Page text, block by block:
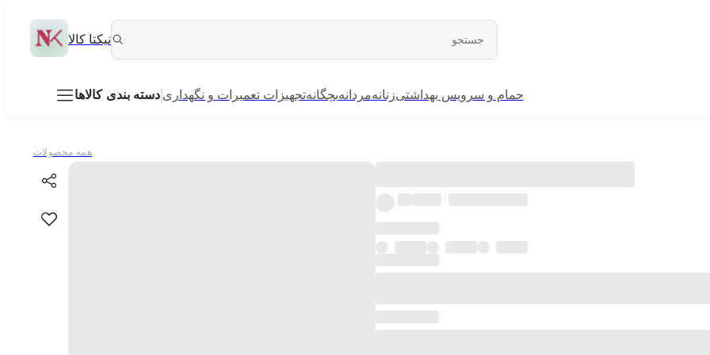
نیکتا کالا
دسته بندی کالاها تجهیزات تعمیرات و نگهداریبچگانهمردانهزنانهحمام و سرویس بهداشتی
همه محصولات